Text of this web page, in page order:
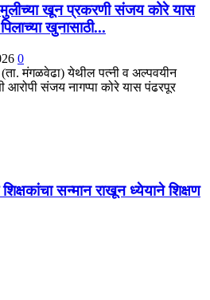
मुलीच्या खून प्रकरणी संजय कोरे यास
खुनासाठी...
0
(ता. मंगळवेढा) येथील पत्नी व अल्पवयीन
आरोपी संजय नागप्पा कोरे यास पंढरपूर
शिक्षकांचा सन्मान राखून ध्येयाने शिक्षण